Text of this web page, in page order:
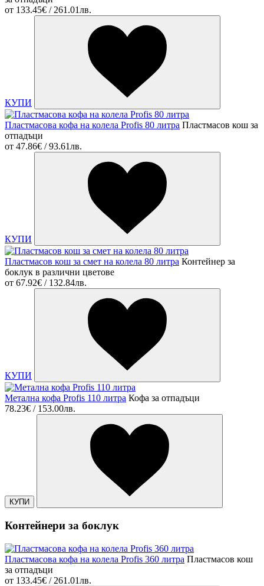
от 133.45€ / 261.01лв.
КУПИ
Пластмасова кофа на колела Profis 80 литра Пластмасов кош за
отпадъци
от 47.86€ / 93.61лв.
КУПИ
Пластмасов кош за смет на колела 80 литра Контейнер за
боклук в различни цветове
от 67.92€ / 132.84лв.
КУПИ
Метална кофа Profis 110 литра Кофа за отпадъци
78.23€ / 153.00лв.
КУПИ
Контейнери за боклук
Пластмасова кофа на колела Profis 360 литра Пластмасов кош
за отпадъци
от 133.45€ / 261.01лв.